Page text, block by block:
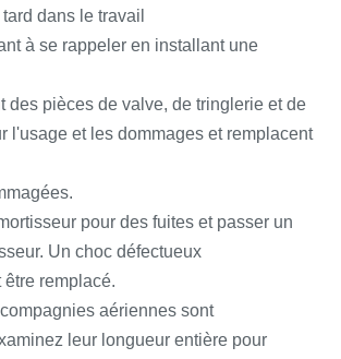
dans le travail
à se rappeler en installant une
des pièces de valve, de tringlerie et de
l'usage et les dommages et remplacent
pour des fuites et passer un
Un choc défectueux
être remplacé.
aériennes sont
leur longueur entière pour